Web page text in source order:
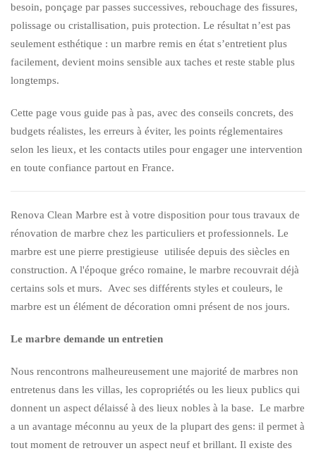
besoin, ponçage par passes successives, rebouchage des fissures,
polissage ou cristallisation, puis protection. Le résultat n’est pas
seulement esthétique : un marbre remis en état s’entretient plus
facilement, devient moins sensible aux taches et reste stable plus
longtemps.
Cette page vous guide pas à pas, avec des conseils concrets, des
budgets réalistes, les erreurs à éviter, les points réglementaires
selon les lieux, et les contacts utiles pour engager une intervention
en toute confiance partout en France.
Renova Clean Marbre est à votre disposition pour tous travaux de
rénovation de marbre chez les particuliers et professionnels. Le
marbre est une pierre prestigieuse utilisée depuis des siècles en
construction. A l'époque gréco romaine, le marbre recouvrait déjà
certains sols et murs. Avec ses différents styles et couleurs, le
marbre est un élément de décoration omni présent de nos jours.
Le marbre demande un entretien
Nous rencontrons malheureusement une majorité de marbres non
entretenus dans les villas, les copropriétés ou les lieux publics qui
donnent un aspect délaissé à des lieux nobles à la base. Le marbre
a un avantage méconnu au yeux de la plupart des gens: il permet à
tout moment de retrouver un aspect neuf et brillant. Il existe des